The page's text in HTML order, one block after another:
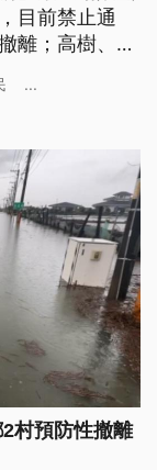
目前禁止通
離；高樹、佳
...
村預防性撤離